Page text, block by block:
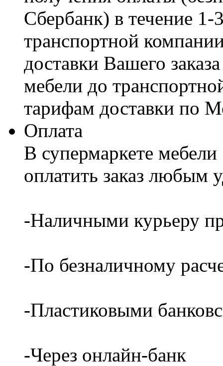
Сбербанк) в течение
транспортной
доставки Вашего
мебели до
тарифам доставки по
Оплата
В супермаркете
оплатить заказ любым
-Наличными курьеру
-По безналичному
-Пластиковыми
-Через онлайн-банк